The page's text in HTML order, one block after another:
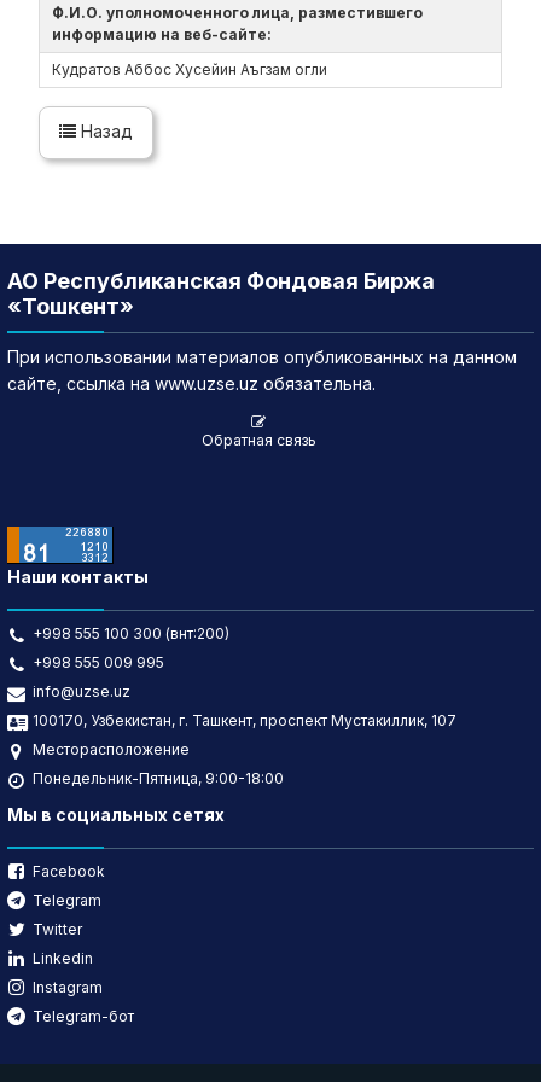
Ф.И.О. уполномоченного лица, разместившего
информацию на веб-сайте:
Кудратов Аббос Хусейин Аъгзам огли
Назад
АО Республиканская Фондовая Биржа
«Тошкент»
При использовании материалов опубликованных на данном
сайте, ссылка на www.uzse.uz обязательна.
Обратная связь
Наши контакты
+998 555 100 300 (внт:200)
+998 555 009 995
info@uzse.uz
100170, Узбекистан, г. Ташкент, проспект Мустакиллик, 107
Месторасположение
Понедельник-Пятница, 9:00-18:00
Мы в социальных сетях
Facebook
Telegram
Twitter
Linkedin
Instagram
Telegram-бот